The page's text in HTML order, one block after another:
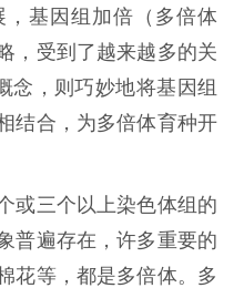
基因组加倍（多倍体
，受到了越来越多的关
念，则巧妙地将基因组
结合，为多倍体育种开
或三个以上染色体组的
普遍存在，许多重要的
花等，都是多倍体。多